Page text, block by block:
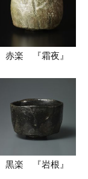
赤楽 『霜夜』
黒楽 『岩根』